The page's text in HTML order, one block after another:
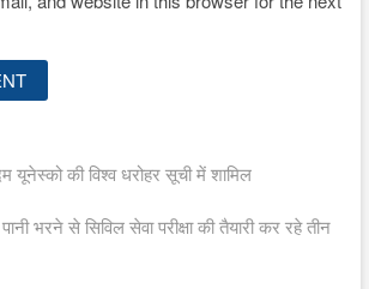
यूनेस्को की विश्व धरोहर सूची में शामिल
भरने से सिविल सेवा परीक्षा की तैयारी कर रहे तीन